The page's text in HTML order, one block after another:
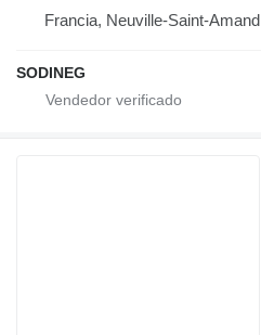
Francia, Neuville-Saint-Amand
SODINEG